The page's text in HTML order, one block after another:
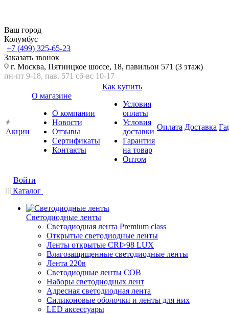
Ваш город
Колумбус
+7 (499) 325-65-23
Заказать звонок
г. Москва, Пятницкое шоссе, 18, павильон 571 (3 этаж)
пн-пт 9-18, пав. 571 сб-вс 10-17
Акции
О магазине
О компании
Новости
Отзывы
Сертификаты
Контакты
Как купить
Условия
оплаты
Условия
доставки
Гарантия
на товар
Оптом
Оплата Доставка
Войти
Каталог
Светодиодные ленты
Светодиодная лента Premium class
Открытые светодиодные ленты
Ленты открытые CRI>98 LUX
Влагозащищенные светодиодные ленты
Лента 220в
Светодиодные ленты COB
Наборы светодиодных лент
Адресная светодиодная лента
Силиконовые оболочки и ленты для них
LED аксессуары